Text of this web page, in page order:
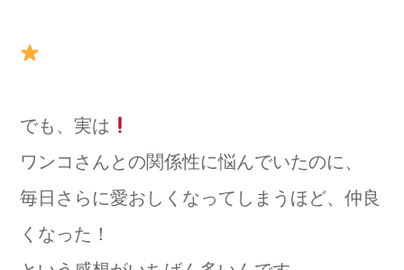
でも、実は
ワンコさんとの関係性に悩んでいたのに、
毎日さらに愛おしくなってしまうほど、仲良
くなった！